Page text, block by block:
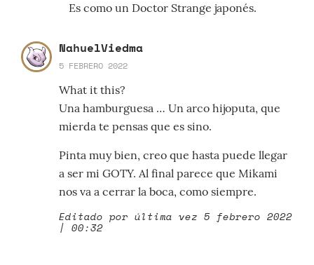
Es como un Doctor Strange japonés.
NahuelViedma
5 FEBRERO 2022
What it this?
Una hamburguesa … Un arco hijoputa, que
mierda te pensas que es sino.
Pinta muy bien, creo que hasta puede llegar
a ser mi GOTY. Al final parece que Mikami
nos va a cerrar la boca, como siempre.
Editado por última vez 5 febrero 2022
| 00:32